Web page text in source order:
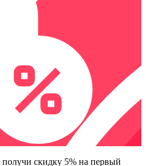
получи скидку 5% на первый